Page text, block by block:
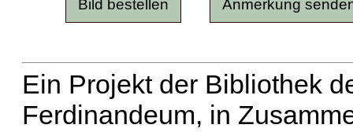
Ein Projekt der Bibliothek
Ferdinandeum, in